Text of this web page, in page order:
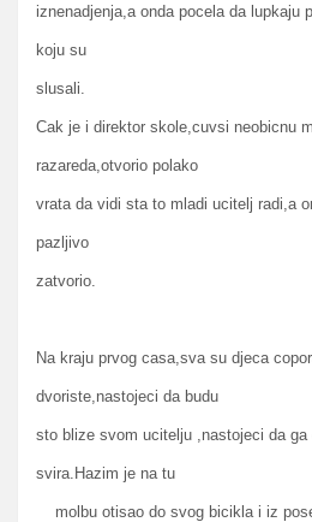
iznenadjenja,a onda pocela da lupkaju
koju su
slusali.
Cak je i direktor skole,cuvsi neobicnu
razareda,otvorio polako
vrata da vidi sta to mladi ucitelj radi,a
pazljivo
zatvorio.
Na kraju prvog casa,sva su djeca
dvoriste,nastojeci da budu
sto blize svom ucitelju ,nastojeci da ga
svira.Hazim je na tu
molbu otisao do svog bicikla i iz